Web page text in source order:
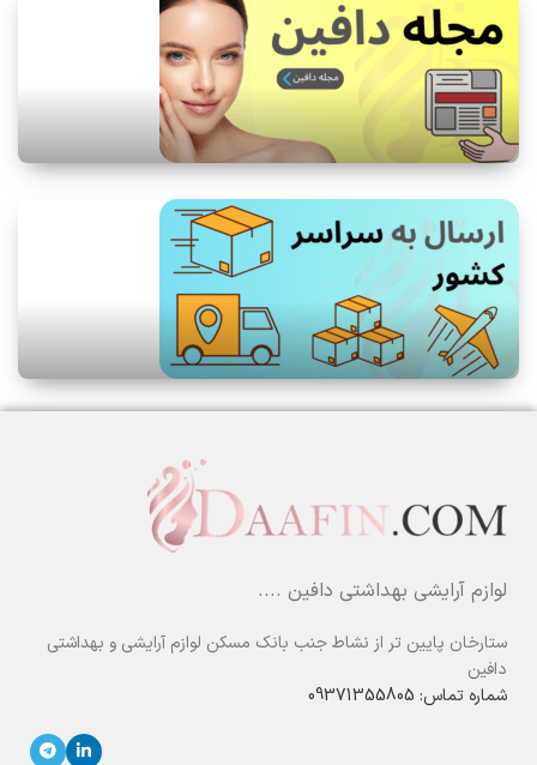
لوازم آرایشی بهداشتی دافین ....
ستارخان پایین تر از نشاط جنب بانک مسکن لوازم آرایشی و بهداشتی
دافین
شماره تماس: 09371355805